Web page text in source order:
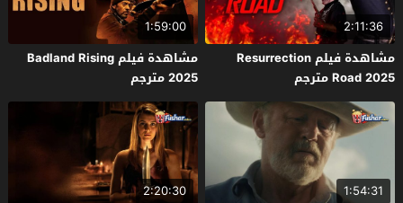
2:11:36
مشاهدة فيلم Resurrection
Road 2025 مترجم
1:59:00
مشاهدة فيلم Badland Rising
2025 مترجم
1:54:31
2:20:30